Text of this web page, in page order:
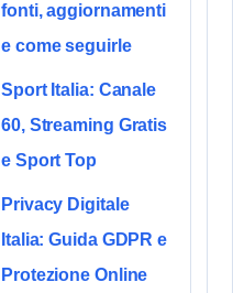
fonti, aggiornamenti
e come seguirle
Sport Italia: Canale
60, Streaming Gratis
e Sport Top
Privacy Digitale
Italia: Guida GDPR e
Protezione Online